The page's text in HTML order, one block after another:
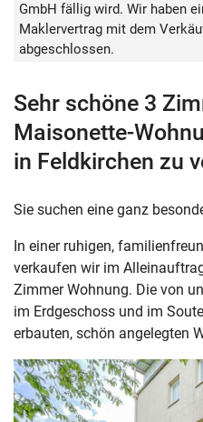
Sehr schöne 3
Maisonette-
in Feldkirchen zu
Sie suchen eine ganz
In einer ruhigen,
verkaufen wir im
Zimmer Wohnung. Die von
im Erdgeschoss und im
erbauten, schön angelegten
GmbH fällig wird. Wir haben
Maklervertrag mit dem
abgeschlossen.